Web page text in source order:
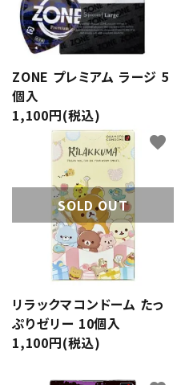
ZONE プレミアム ラージ 5
個入
1,100円(税込)
SOLD OUT
リラックマコンドーム たっ
ぷりゼリー 10個入
1,100円(税込)
favorite